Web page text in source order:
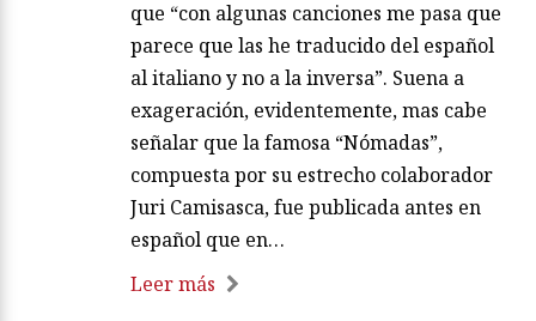
que “con algunas canciones me pasa que
parece que las he traducido del español
al italiano y no a la inversa”. Suena a
exageración, evidentemente, mas cabe
señalar que la famosa “Nómadas”,
compuesta por su estrecho colaborador
Juri Camisasca, fue publicada antes en
español que en…
Leer más